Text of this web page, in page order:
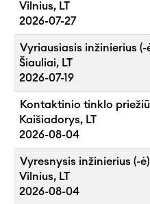
Vilnius, LT
2026-07-27
Vyriausiasis inžinierius (-
Šiauliai, LT
2026-07-19
Kontaktinio tinklo
Kaišiadorys, LT
2026-08-04
Vyresnysis inžinierius (-ė)
Vilnius, LT
2026-08-04